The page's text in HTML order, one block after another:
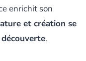
enrichit son
et création se
.